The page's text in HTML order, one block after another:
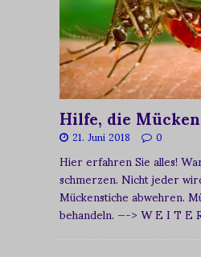
Hilfe, die
21. Juni 2018 0
Hier erfahren Sie alles!
schmerzen. Nicht jeder
Mückenstiche abwehren.
behandeln.—-> W E I T E